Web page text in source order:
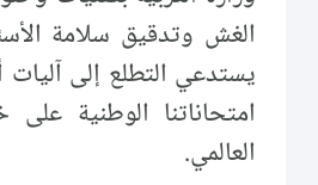
الغش وتدقيق سلامة
يستدعي التطلع إلى
امتحاناتنا الوطنية
العالمي.